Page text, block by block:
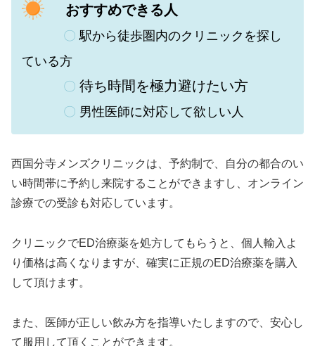
おすすめできる人
〇 駅から徒歩圏内のクリニックを探し
ている方
〇 待ち時間を極力避けたい方
〇 男性医師に対応して欲しい人
西国分寺メンズクリニック は、予約制で、自分の都合のい
い時間帯に予約し来院することができますし、オンライン
診療での受診も対応しています。
クリニックでED治療薬を処方してもらうと、個人輸入よ
り価格は高くなりますが、確実に正規のED治療薬を購入
して頂けます。
また、医師が正しい飲み方を指導いたしますので、安心し
て服用して頂くことができます。